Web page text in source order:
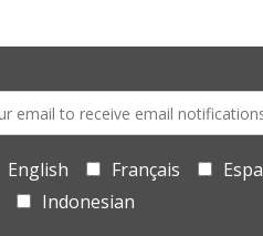
English Français
Indonesian